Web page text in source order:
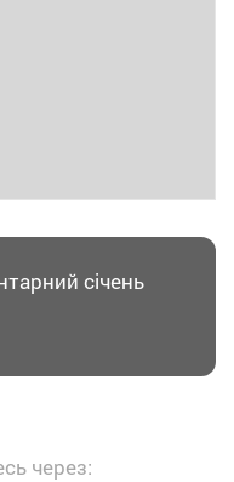
січень
через: